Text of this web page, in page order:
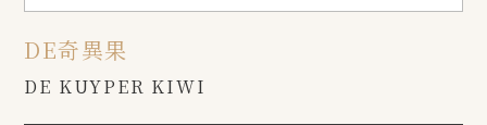
DE奇異果
DE KUYPER KIWI